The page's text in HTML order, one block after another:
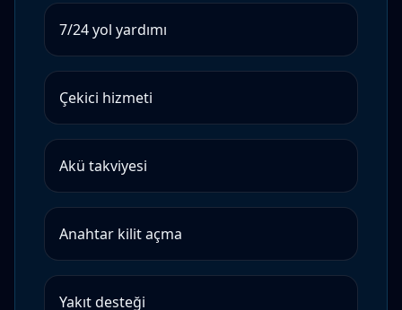
7/24 yol yardımı
Çekici hizmeti
Akü takviyesi
Anahtar kilit açma
Yakıt desteği